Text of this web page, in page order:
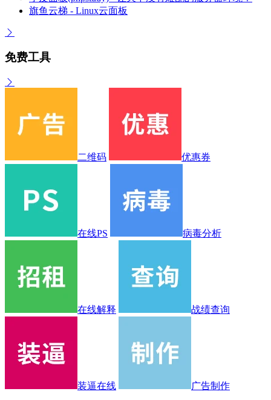
旗鱼云梯 - Linux云面板
免费工具
二维码 优惠券
在线PS 病毒分析
在线解释 战绩查询
装逼在线 广告制作